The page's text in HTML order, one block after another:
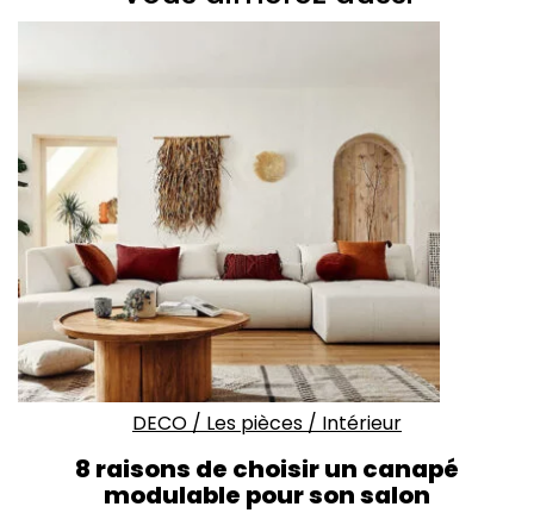
DECO / Les pièces / Intérieur
8 raisons de choisir un canapé
modulable pour son salon